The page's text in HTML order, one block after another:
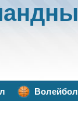
Волейбол